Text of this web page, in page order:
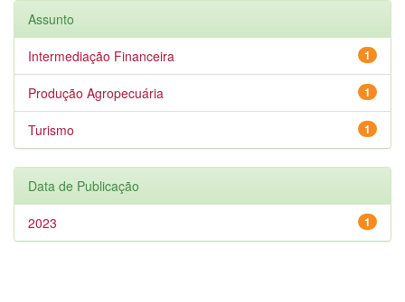
Assunto
1
Intermediação Financeira
1
Produção Agropecuária
1
Turismo
Data de Publicação
1
2023